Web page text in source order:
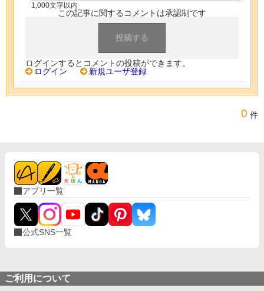
1,000文字以内
この記事に関するコメントは承認制です
ログインするとコメントの投稿ができます。
ログイン
新規ユーザ登録
0 件
アプリ一覧
公式SNS一覧
ご利用について